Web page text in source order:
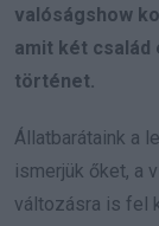
valóságshow
amit két család
történet.
Állatbarátaink a
ismerjük őket, a
változásra is fel